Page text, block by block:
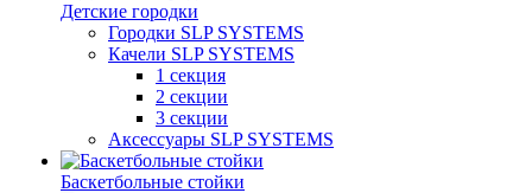
Детские городки
Городки SLP SYSTEMS
Качели SLP SYSTEMS
1 секция
2 секции
3 секции
Аксессуары SLP SYSTEMS
Баскетбольные стойки